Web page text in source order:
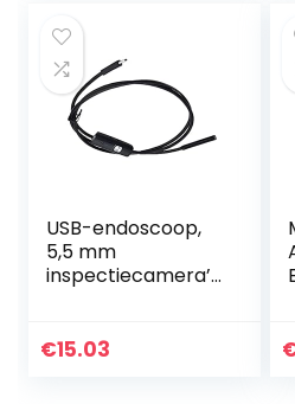
USB-endoscoop,
5,5 mm
inspectiecamera’s
€15.03